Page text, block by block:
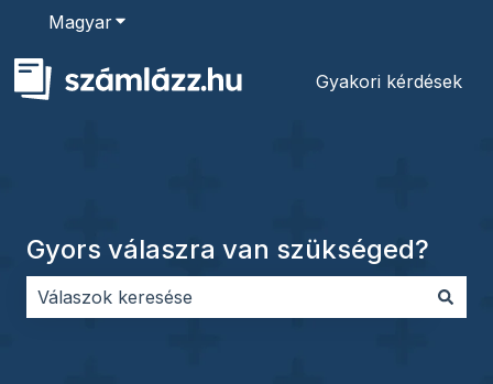
MagyarAlmenü megjelenítése fordításokhoz
Gyakori kérdések
Gyors válaszra van szükséged?